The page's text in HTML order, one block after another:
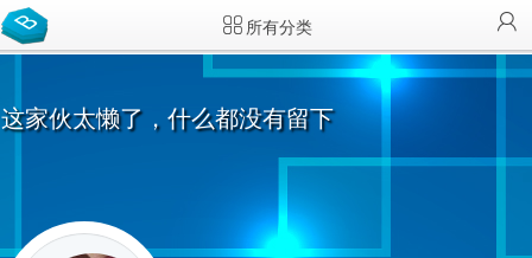
所有分类
这家伙太懒了，什么都没有留下